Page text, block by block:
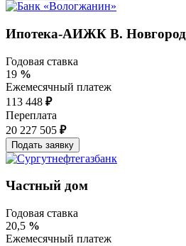
Ипотека-АИЖК В. Новгород
Годовая ставка
19 %
Ежемесячный платеж
113 448 ₽
Переплата
20 227 505 ₽
Частный дом
Годовая ставка
20,5 %
Ежемесячный платеж